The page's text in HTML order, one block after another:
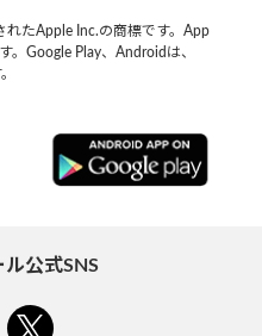
れたApple Inc.の商標です。App
。Google Play、Androidは、
公式SNS